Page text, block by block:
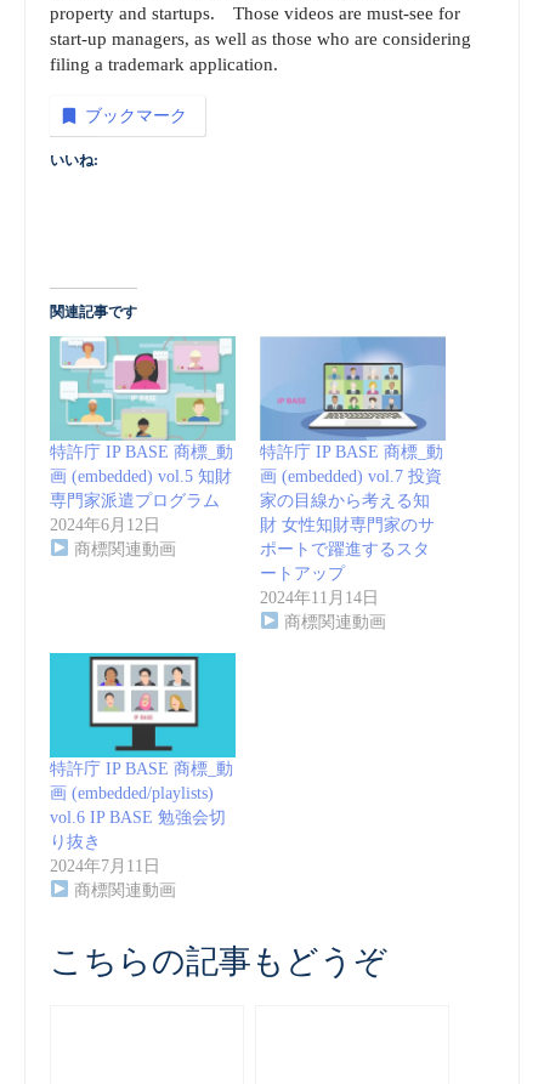
property and startups. Those videos are must-see for
start-up managers, as well as those who are considering
filing a trademark application.
ブックマーク
いいね:
関連記事です
特許庁 IP BASE 商標_動
画 (embedded) vol.5 知財
専門家派遣プログラム
2024年6月12日
商標関連動画
特許庁 IP BASE 商標_動
画 (embedded) vol.7 投資
家の⽬線から考える知
財 女性知財専門家のサ
ポートで躍進するスタ
ートアップ
2024年11月14日
商標関連動画
特許庁 IP BASE 商標_動
画 (embedded/playlists)
vol.6 IP BASE 勉強会切
り抜き
2024年7月11日
商標関連動画
こちらの記事もどうぞ